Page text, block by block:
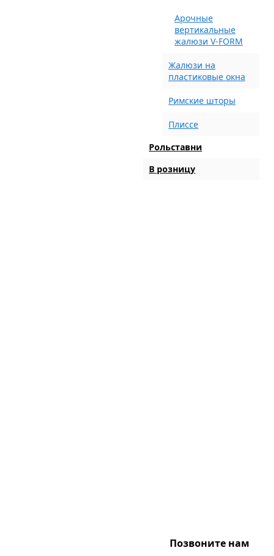
Арочные
вертикальные
жалюзи V-FORM
Жалюзи на
пластиковые окна
Римские шторы
Плиссе
Рольставни
В розницу
Позвоните нам